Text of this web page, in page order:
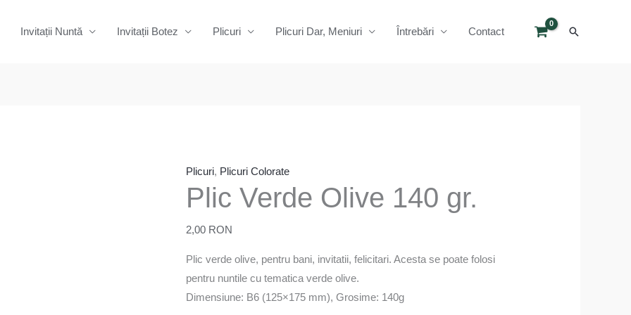
Invitații Nuntă Invitații Botez Plicuri Plicuri Dar, Meniuri Întrebări Contact Search
Plicuri, Plicuri Colorate
Plic Verde Olive 140 gr.
2,00 RON
Plic verde olive, pentru bani, invitatii, felicitari. Acesta se poate folosi
pentru nuntile cu tematica verde olive.
Dimensiune: B6 (125×175 mm), Grosime: 140g
Olive
140
gr.